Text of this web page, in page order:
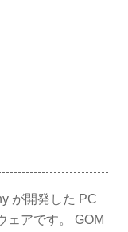
が開発した PC
ェアです。 GOM